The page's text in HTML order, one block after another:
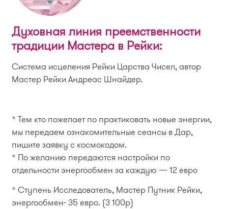
Духовная линия преемственности
традиции Мастера в Рейки:
Система исцеления Рейки Царства Чисел, автор
Мастер Рейки Андреас Шнайдер.
* Тем кто пожелает по практиковать новые энергии,
мы передаем ознакомительные сеансы в Дар,
пишите заявку с космокодом.
* По желанию передаются настройки по
отдельности энергообмен за каждую — 12 евро
* Ступень Исследователь, Мастер Путник Рейки,
энергообмен- 35 евро. (3 100р)